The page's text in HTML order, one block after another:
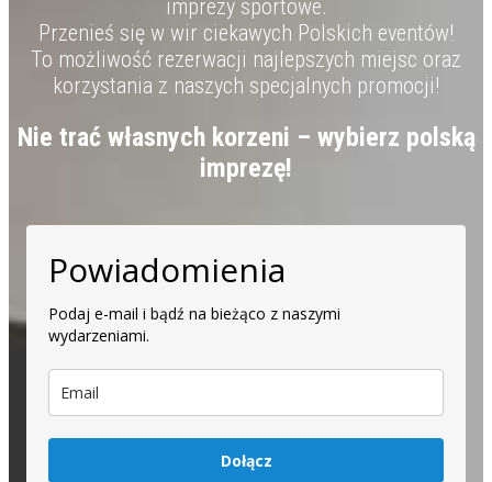
imprezy sportowe.
Przenieś się w wir ciekawych Polskich eventów!
To możliwość rezerwacji najlepszych miejsc oraz
korzystania z naszych specjalnych promocji!
Nie trać własnych korzeni – wybierz polską
imprezę!
Powiadomienia
Podaj e-mail i bądź na bieżąco z naszymi
wydarzeniami.
Dołącz